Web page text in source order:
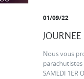
01/09/22
Nous vous
parachutistes
SAMEDI 1ER